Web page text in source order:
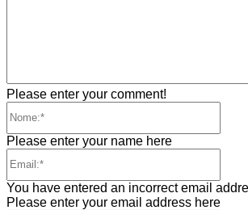
Please enter your comment!
Please enter your name here
You have entered an incorrect email
Please enter your email address here